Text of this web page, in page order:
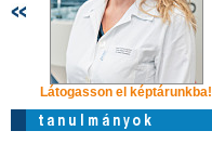
Látogasson el képtárunkba!